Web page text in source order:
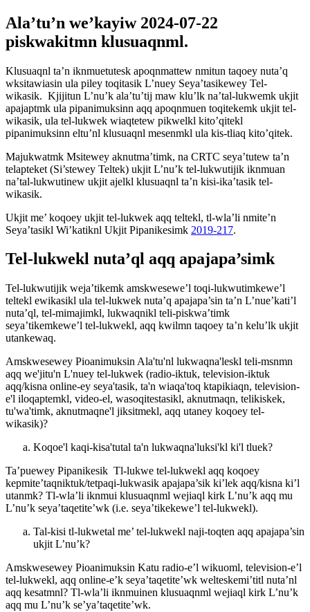
Ala’tu’n we’kayiw 2024-07-22
piskwakitmn klusuaqnml.
Klusuaqnl ta’n iknmuetutesk apoqnmattew nmitun taqoey nuta’q
wksitawiasin ula piley toqitasik L’nuey Seya’tasikewey Tel-
wikasik. Kjijitun L’nu’k ala’tu’tij maw klu’lk na’tal-lukwemk ukjit
apajaptmk ula pipanimuksinn aqq apoqnmuen toqitekemk ukjit tel-
wikasik, ula tel-lukwek wiaqtetew pikwelkl kito’qitekl
pipanimuksinn eltu’nl klusuaqnl mesenmkl ula kis-tliaq kito’qitek.
Majukwatmk Msitewey aknutma’timk, na CRTC seya’tutew ta’n
telapteket (Si’stewey Teltek) ukjit L’nu’k tel-lukwutijik iknmuan
na’tal-lukwutinew ukjit ajelkl klusuaqnl ta’n kisi-ika’tasik tel-
wikasik.
Ukjit me’ koqoey ukjit tel-lukwek aqq teltekl, tl-wla’li nmite’n
Seya’tasikl Wi’katiknl Ukjit Pipanikesimk 2019-217.
Tel-lukwekl nuta’ql aqq apajapa’simk
Tel-lukwutijik weja’tikemk amskwesewe’l toqi-lukwutimkewe’l
teltekl ewikasikl ula tel-lukwek nuta’q apajapa’sin ta’n L’nue’kati’l
nuta’ql, tel-mimajimkl, lukwaqnikl teli-piskwa’timk
seya’tikemkewe’l tel-lukwekl, aqq kwilmn taqoey ta’n kelu’lk ukjit
utankewaq.
Amskwesewey Pioanimuksin Ala'tu'nl lukwaqna'leskl teli-msnmn
aqq we'jitu'n L'nuey tel-lukwek (radio-iktuk, television-iktuk
aqq/kisna online-ey seya'tasik, ta'n wiaqa'toq ktapikiaqn, television-
e'l iloqaptemkl, video-el, wasoqitestasikl, aknutmaqn, telikiskek,
tu'wa'timk, aknutmaqne'l jiksitmekl, aqq utaney koqoey tel-
wikasik)?
Koqoe'l kaqi-kisa'tutal ta'n lukwaqna'luksi'kl ki'l tluek?
Ta’puewey Pipanikesik Tl-lukwe tel-lukwekl aqq koqoey
kepmite’taqniktuk/tetpaqi-lukwasik apajapa’sik ki’lek aqq/kisna ki’l
utanmk? Tl-wla’li iknmui klusuaqnml wejiaql kirk L’nu’k aqq mu
L’nu’k seya’taqetite’wk (i.e. seya’tikekewe’l tel-lukwekl).
Tal-kisi tl-lukwetal me’ tel-lukwekl naji-toqten aqq apajapa’sin
ukjit L’nu’k?
Amskwesewey Pioanimuksin Katu radio-e’l wikuoml, television-e’l
tel-lukwekl, aqq online-e’k seya’taqetite’wk welteskemi’titl nuta’nl
aqq kesatmnl? Tl-wla’li iknmuinen klusuaqnml wejiaql kirk L’nu’k
aqq mu L’nu’k se’ya’taqetite’wk.